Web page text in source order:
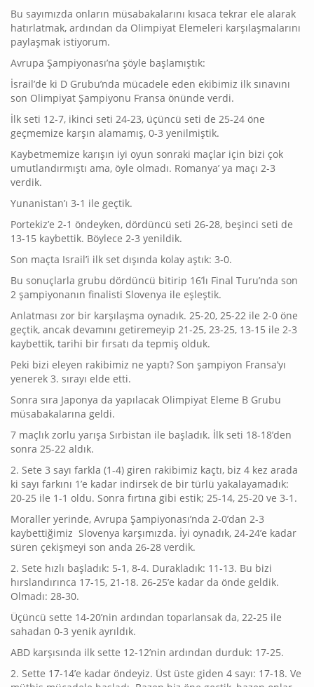
Bu sayımızda onların müsabakalarını kısaca tekrar ele alarak
hatırlatmak, ardından da Olimpiyat Elemeleri karşılaşmalarını
paylaşmak istiyorum.
Avrupa Şampiyonası’na şöyle başlamıştık:
İsrail’de ki D Grubu’nda mücadele eden ekibimiz ilk sınavını
son Olimpiyat Şampiyonu Fransa önünde verdi.
İlk seti 12-7, ikinci seti 24-23, üçüncü seti de 25-24 öne
geçmemize karşın alamamış, 0-3 yenilmiştik.
Kaybetmemize karışın iyi oyun sonraki maçlar için bizi çok
umutlandırmıştı ama, öyle olmadı. Romanya’ ya maçı 2-3
verdik.
Yunanistan’ı 3-1 ile geçtik.
Portekiz’e 2-1 öndeyken, dördüncü seti 26-28, beşinci seti de
13-15 kaybettik. Böylece 2-3 yenildik.
Son maçta Israil’i ilk set dışında kolay aştık: 3-0.
Bu sonuçlarla grubu dördüncü bitirip 16’lı Final Turu’nda son
2 şampiyonanın finalisti Slovenya ile eşleştik.
Anlatması zor bir karşılaşma oynadık. 25-20, 25-22 ile 2-0 öne
geçtik, ancak devamını getiremeyip 21-25, 23-25, 13-15 ile 2-3
kaybettik, tarihi bir fırsatı da tepmiş olduk.
Peki bizi eleyen rakibimiz ne yaptı? Son şampiyon Fransa’yı
yenerek 3. sırayı elde etti.
Sonra sıra Japonya da yapılacak Olimpiyat Eleme B Grubu
müsabakalarına geldi.
7 maçlık zorlu yarışa Sırbistan ile başladık. İlk seti 18-18’den
sonra 25-22 aldık.
2. Sete 3 sayı farkla (1-4) giren rakibimiz kaçtı, biz 4 kez arada
ki sayı farkını 1’e kadar indirsek de bir türlü yakalayamadık:
20-25 ile 1-1 oldu. Sonra fırtına gibi estik; 25-14, 25-20 ve 3-1.
Moraller yerinde, Avrupa Şampiyonası’nda 2-0’dan 2-3
kaybettiğimiz Slovenya karşımızda. İyi oynadık, 24-24’e kadar
süren çekişmeyi son anda 26-28 verdik.
2. Sete hızlı başladık: 5-1, 8-4. Durakladık: 11-13. Bu bizi
hırslandırınca 17-15, 21-18. 26-25’e kadar da önde geldik.
Olmadı: 28-30.
Üçüncü sette 14-20’nin ardından toparlansak da, 22-25 ile
sahadan 0-3 yenik ayrıldık.
ABD karşısında ilk sette 12-12’nin ardından durduk: 17-25.
2. Sette 17-14’e kadar öndeyiz. Üst üste giden 4 sayı: 17-18. Ve